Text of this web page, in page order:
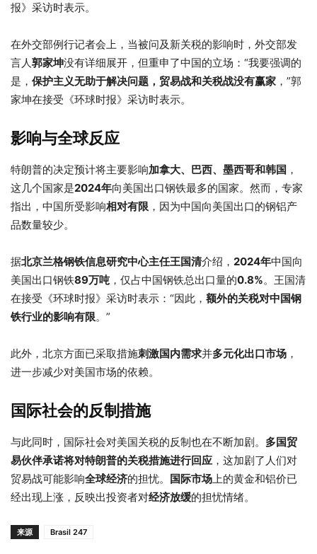
报》采访时表示。
在外交部例行记者会上，当被问及新关税的影响时，外交部发
言人郭家坤没有详细展开，但重申了中国的立场：“我要强调的
是， 保护主义无助于解决问题，贸易战和关税战没有赢家 ，”郭
家坤在接受《环球时报》采访时表示。
影响与全球反应
特朗普的决定预计将主要影响加拿大、巴西、墨西哥和韩国 ，
这几个国家是2024年向美国出口钢铁最多的国家。然而，专家
指出，中国所受影响相对有限 ，因为中国向美国出口的钢铝产
品数量较少。
据北京兰格钢铁信息研究中心主任王国清介绍， 2024年中国向
美国出口钢铁89万吨 ，仅占中国钢铁总出口量的0.8%。王国清
在接受《环球时报》采访时表示：“因此， 额外的关税对中国钢
铁行业的影响有限。”
此外，北京方面已采取措施刺激国内需求并多元化出口市场 ，
进一步减少对美国市场的依赖。
国际社会的反制措施
与此同时，国际社会对美国关税的反制也在不断加剧。 多国贸
易伙伴承诺将对特朗普的关税措施进行回应 ，这加剧了人们对
贸易战可能影响全球经济的担忧。 国际市场上的黄金和铝价已
经出现上涨，反映出投资者对经济放缓的担忧情绪。
来源 Brasil 247